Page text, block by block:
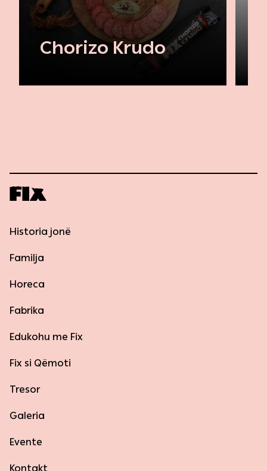
Chorizo Krudo
Historia jonë
Familja
Horeca
Fabrika
Edukohu me Fix
Fix si Qëmoti
Tresor
Galeria
Evente
Kontakt